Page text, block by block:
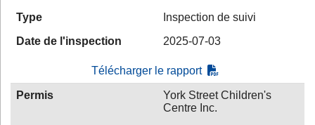
Type
Inspection de suivi
Date de l'inspection
2025-07-03
Télécharger le rapport
Permis
York Street Children's
Centre Inc.